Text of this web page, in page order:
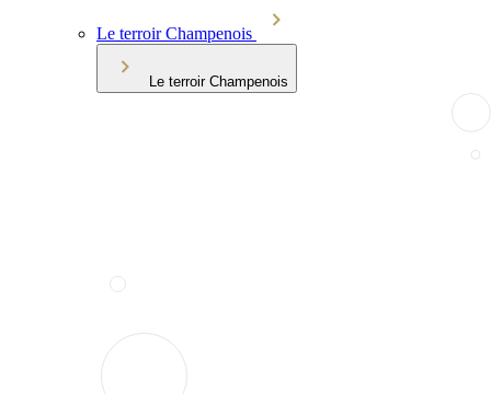
Le terroir Champenois
Le terroir Champenois